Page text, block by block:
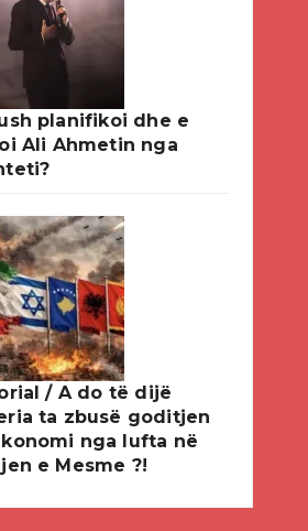
planifikoi dhe e
Ali Ahmetin nga
/ A do të dijë
ta zbusë goditjen
nga lufta në
e Mesme ?!